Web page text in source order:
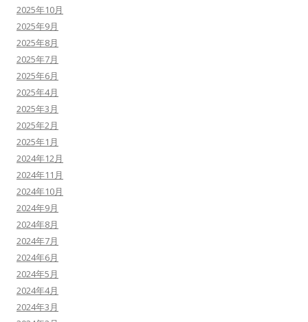
2025年10月
2025年9月
2025年8月
2025年7月
2025年6月
2025年4月
2025年3月
2025年2月
2025年1月
2024年12月
2024年11月
2024年10月
2024年9月
2024年8月
2024年7月
2024年6月
2024年5月
2024年4月
2024年3月